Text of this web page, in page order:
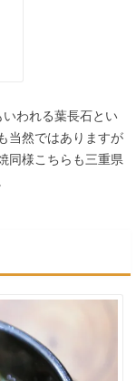
われる葉長石とい
当然ではありますが
同様こちらも三重県